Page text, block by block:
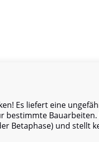
Es liefert eine
Bauarbeiten.
Betaphase) und stellt